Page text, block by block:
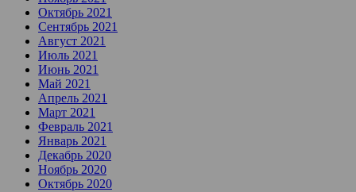
Октябрь 2021
Сентябрь 2021
Август 2021
Июль 2021
Июнь 2021
Май 2021
Апрель 2021
Март 2021
Февраль 2021
Январь 2021
Декабрь 2020
Ноябрь 2020
Октябрь 2020